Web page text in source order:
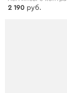
2 190 руб.